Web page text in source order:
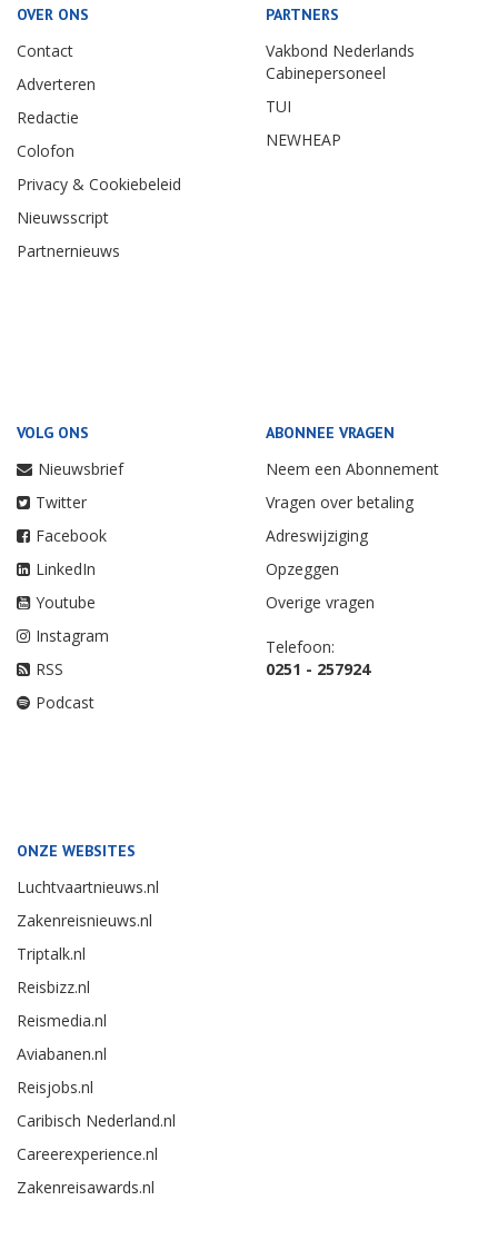
OVER ONS
Contact
Adverteren
Redactie
Colofon
Privacy & Cookiebeleid
Nieuwsscript
Partnernieuws
PARTNERS
Vakbond Nederlands
Cabinepersoneel
TUI
NEWHEAP
VOLG ONS
Nieuwsbrief
Twitter
Facebook
LinkedIn
Youtube
Instagram
RSS
Podcast
ABONNEE VRAGEN
Neem een Abonnement
Vragen over betaling
Adreswijziging
Opzeggen
Overige vragen
Telefoon:
0251 - 257924
ONZE WEBSITES
Luchtvaartnieuws.nl
Zakenreisnieuws.nl
Triptalk.nl
Reisbizz.nl
Reismedia.nl
Aviabanen.nl
Reisjobs.nl
Caribisch Nederland.nl
Careerexperience.nl
Zakenreisawards.nl